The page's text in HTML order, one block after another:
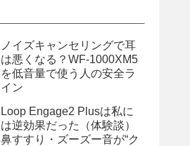
ノイズキャンセリングで耳
は悪くなる？WF-1000XM5
を低音量で使う人の安全ラ
イン
Loop Engage2 Plusは私に
は逆効果だった（体験談）
鼻すすり・ズーズー音が“ク